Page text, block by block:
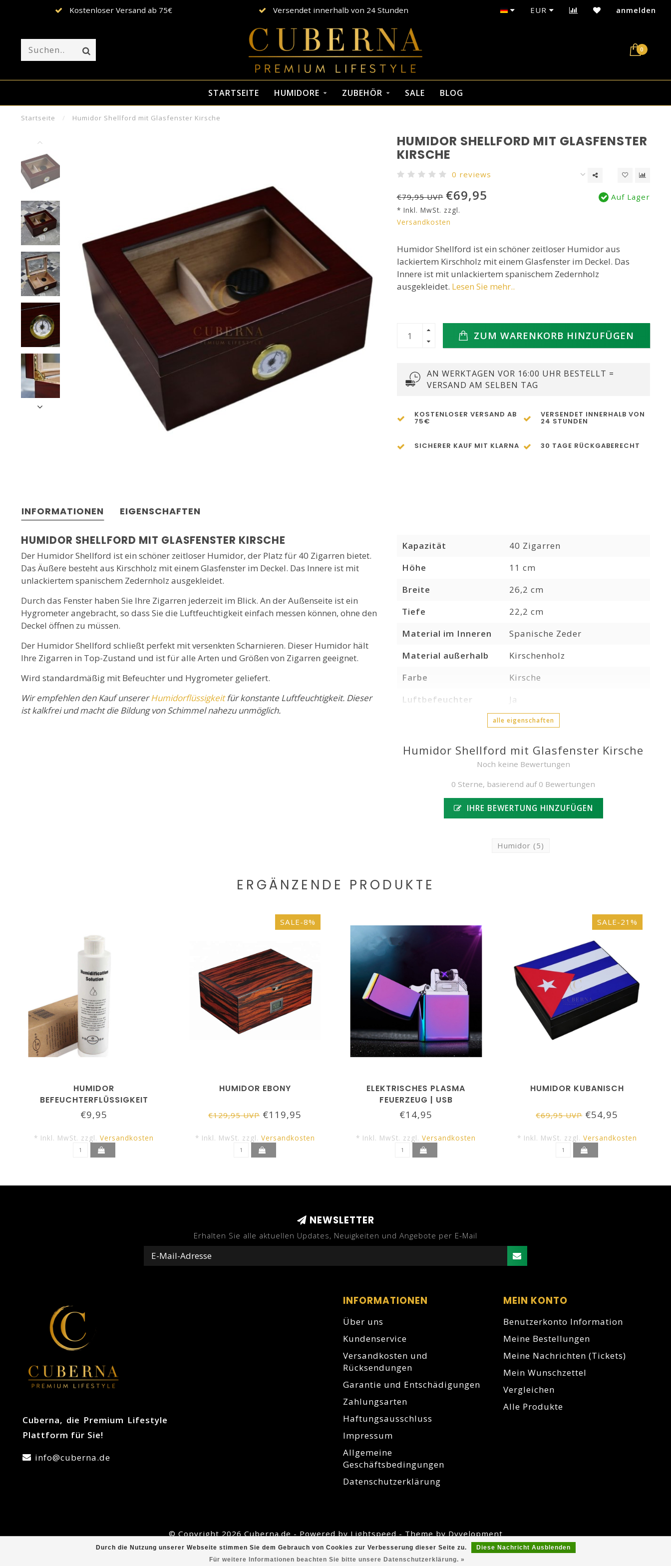
Kostenloser Versand ab 75€ Versendet innerhalb von 24 Stunden Sicherer Kauf auf Rechnung mit Klarna
EUR anmelden
0
STARTSEITE HUMIDORE ZUBEHÖR SALE BLOG
Startseite / Humidor Shellford mit Glasfenster Kirsche
HUMIDOR SHELLFORD MIT GLASFENSTER
KIRSCHE
0 reviews
€79,95 UVP €69,95
* Inkl. MwSt. zzgl.
Versandkosten
Auf Lager
Humidor Shellford ist ein schöner zeitloser Humidor aus
lackiertem Kirschholz mit einem Glasfenster im Deckel. Das
Innere ist mit unlackiertem spanischem Zedernholz
ausgekleidet. Lesen Sie mehr..
ZUM WARENKORB HINZUFÜGEN
AN WERKTAGEN VOR 16:00 UHR BESTELLT =
VERSAND AM SELBEN TAG
KOSTENLOSER VERSAND AB
75€
VERSENDET INNERHALB VON
24 STUNDEN
SICHERER KAUF MIT KLARNA 30 TAGE RÜCKGABERECHT
INFORMATIONEN EIGENSCHAFTEN
HUMIDOR SHELLFORD MIT GLASFENSTER KIRSCHE
Der Humidor Shellford ist ein schöner zeitloser Humidor, der Platz für 40 Zigarren bietet.
Das Äußere besteht aus Kirschholz mit einem Glasfenster im Deckel. Das Innere ist mit
unlackiertem spanischem Zedernholz ausgekleidet.
Durch das Fenster haben Sie Ihre Zigarren jederzeit im Blick. An der Außenseite ist ein
Hygrometer angebracht, so dass Sie die Luftfeuchtigkeit einfach messen können, ohne den
Deckel öffnen zu müssen.
Der Humidor Shellford schließt perfekt mit versenkten Scharnieren. Dieser Humidor hält
Ihre Zigarren in Top-Zustand und ist für alle Arten und Größen von Zigarren geeignet.
Wird standardmäßig mit Befeuchter und Hygrometer geliefert.
Wir empfehlen den Kauf unsererHumidorflüssigkeitfür konstante Luftfeuchtigkeit. Dieser
ist kalkfrei und macht die Bildung von Schimmel nahezu unmöglich.
Kapazität
40 Zigarren
Höhe
11 cm
Breite
26,2 cm
Tiefe
22,2 cm
Material im Inneren
Spanische Zeder
Material außerhalb
Kirschenholz
Farbe
Kirsche
Luftbefeuchter
Ja
alle eigenschaften
Humidor Shellford mit Glasfenster Kirsche
Noch keine Bewertungen
0 Sterne, basierend auf 0 Bewertungen
IHRE BEWERTUNG HINZUFÜGEN
Humidor (5)
ERGÄNZENDE PRODUKTE
HUMIDOR
BEFEUCHTERFLÜSSIGKEIT
SIKARLAN
€9,95
* Inkl. MwSt. zzgl.Versandkosten
SALE-8%
HUMIDOR EBONY
€129,95 UVP€119,95
* Inkl. MwSt. zzgl. Versandkosten
ELEKTRISCHES PLASMA
FEUERZEUG | USB
WIEDERAUFLADBAR | RAINBOW
€14,95
* Inkl. MwSt. zzgl.Versandkosten
SALE-21%
HUMIDOR KUBANISCH
€69,95 UVP€54,95
* Inkl. MwSt. zzgl. Versandkosten
Durch die Nutzung unserer Webseite stimmen Sie dem Gebrauch von Cookies zur Verbesserung dieser Seite zu.
Diese Nachricht Ausblenden
Für weitere Informationen beachten Sie bitte unsere Datenschutzerklärung. »
NEWSLETTER
Erhalten Sie alle aktuellen Updates, Neuigkeiten und Angebote per E-Mail
Cuberna, die Premium Lifestyle
Plattform für Sie!
info@cuberna.de
INFORMATIONEN
Über uns
Kundenservice
Versandkosten und
Rücksendungen
Garantie und Entschädigungen
Zahlungsarten
Haftungsausschluss
Impressum
Allgemeine
Geschäftsbedingungen
Datenschutzerklärung
MEIN KONTO
Benutzerkonto Information
Meine Bestellungen
Meine Nachrichten (Tickets)
Mein Wunschzettel
Vergleichen
Alle Produkte
© Copyright 2026 Cuberna.de - Powered by Lightspeed - Theme by Dyvelopment